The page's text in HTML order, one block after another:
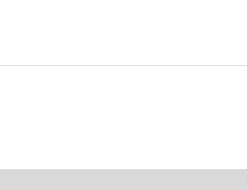
(31) | (32) | (33) | (34) | (35) | (